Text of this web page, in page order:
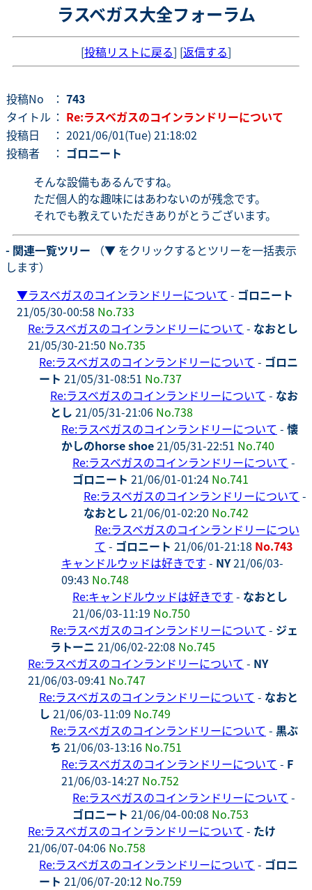
ラスベガス大全フォーラム
[投稿リストに戻る] [返信する]
投稿No ： 743
タイトル ： Re:ラスベガスのコインランドリーについて
投稿日
： 2021/06/01(Tue) 21:18:02
投稿者
： ゴロニート
そんな設備もあるんですね。
ただ個人的な趣味にはあわないのが残念です。
それでも教えていただきありがとうございます。
- 関連一覧ツリー （▼ をクリックするとツリーを一括表示
します）
▼ラスベガスのコインランドリーについて - ゴロニート
21/05/30-00:58 No.733
Re:ラスベガスのコインランドリーについて - なおとし
21/05/30-21:50 No.735
Re:ラスベガスのコインランドリーについて - ゴロニ
ート 21/05/31-08:51 No.737
Re:ラスベガスのコインランドリーについて - なお
とし 21/05/31-21:06 No.738
Re:ラスベガスのコインランドリーについて - 懐
かしのhorse shoe21/05/31-22:51 No.740
Re:ラスベガスのコインランドリーについて -
ゴロニート 21/06/01-01:24 No.741
Re:ラスベガスのコインランドリーについて -
なおとし 21/06/01-02:20 No.742
Re:ラスベガスのコインランドリーについ
て - ゴロニート 21/06/01-21:18 No.743
キャンドルウッドは好きです - NY21/06/03-
09:43 No.748
Re:キャンドルウッドは好きです - なおとし
21/06/03-11:19 No.750
Re:ラスベガスのコインランドリーについて - ジェ
ラトーニ 21/06/02-22:08 No.745
Re:ラスベガスのコインランドリーについて - NY
21/06/03-09:41 No.747
Re:ラスベガスのコインランドリーについて - なおと
し 21/06/03-11:09 No.749
Re:ラスベガスのコインランドリーについて - 黒ぶ
ち 21/06/03-13:16 No.751
Re:ラスベガスのコインランドリーについて - F
21/06/03-14:27 No.752
Re:ラスベガスのコインランドリーについて -
ゴロニート 21/06/04-00:08 No.753
Re:ラスベガスのコインランドリーについて - たけ
21/06/07-04:06 No.758
Re:ラスベガスのコインランドリーについて - ゴロニ
ート 21/06/07-20:12 No.759